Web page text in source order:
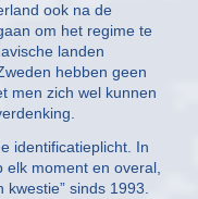
ook na de
om het regime te
landen
hebben geen
men zich wel kunnen
identificatieplicht. In
moment en overal,
sinds 1993.